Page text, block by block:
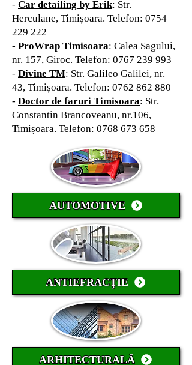
- Car detailing by Erik: Str.
Herculane, Timișoara. Telefon: 0754
229 222
- ProWrap Timisoara: Calea Sagului,
nr. 157, Giroc. Telefon: 0767 239 993
- Divine TM: Str. Galileo Galilei, nr.
43, Timișoara. Telefon: 0762 862 880
- Doctor de faruri Timisoara: Str.
Constantin Brancoveanu, nr.106,
Timișoara. Telefon: 0768 673 658
AUTOMOTIVE
ANTIEFRACȚIE
ARHITECTURALĂ